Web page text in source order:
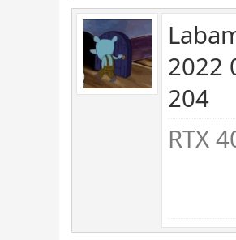
2022
204
RTX